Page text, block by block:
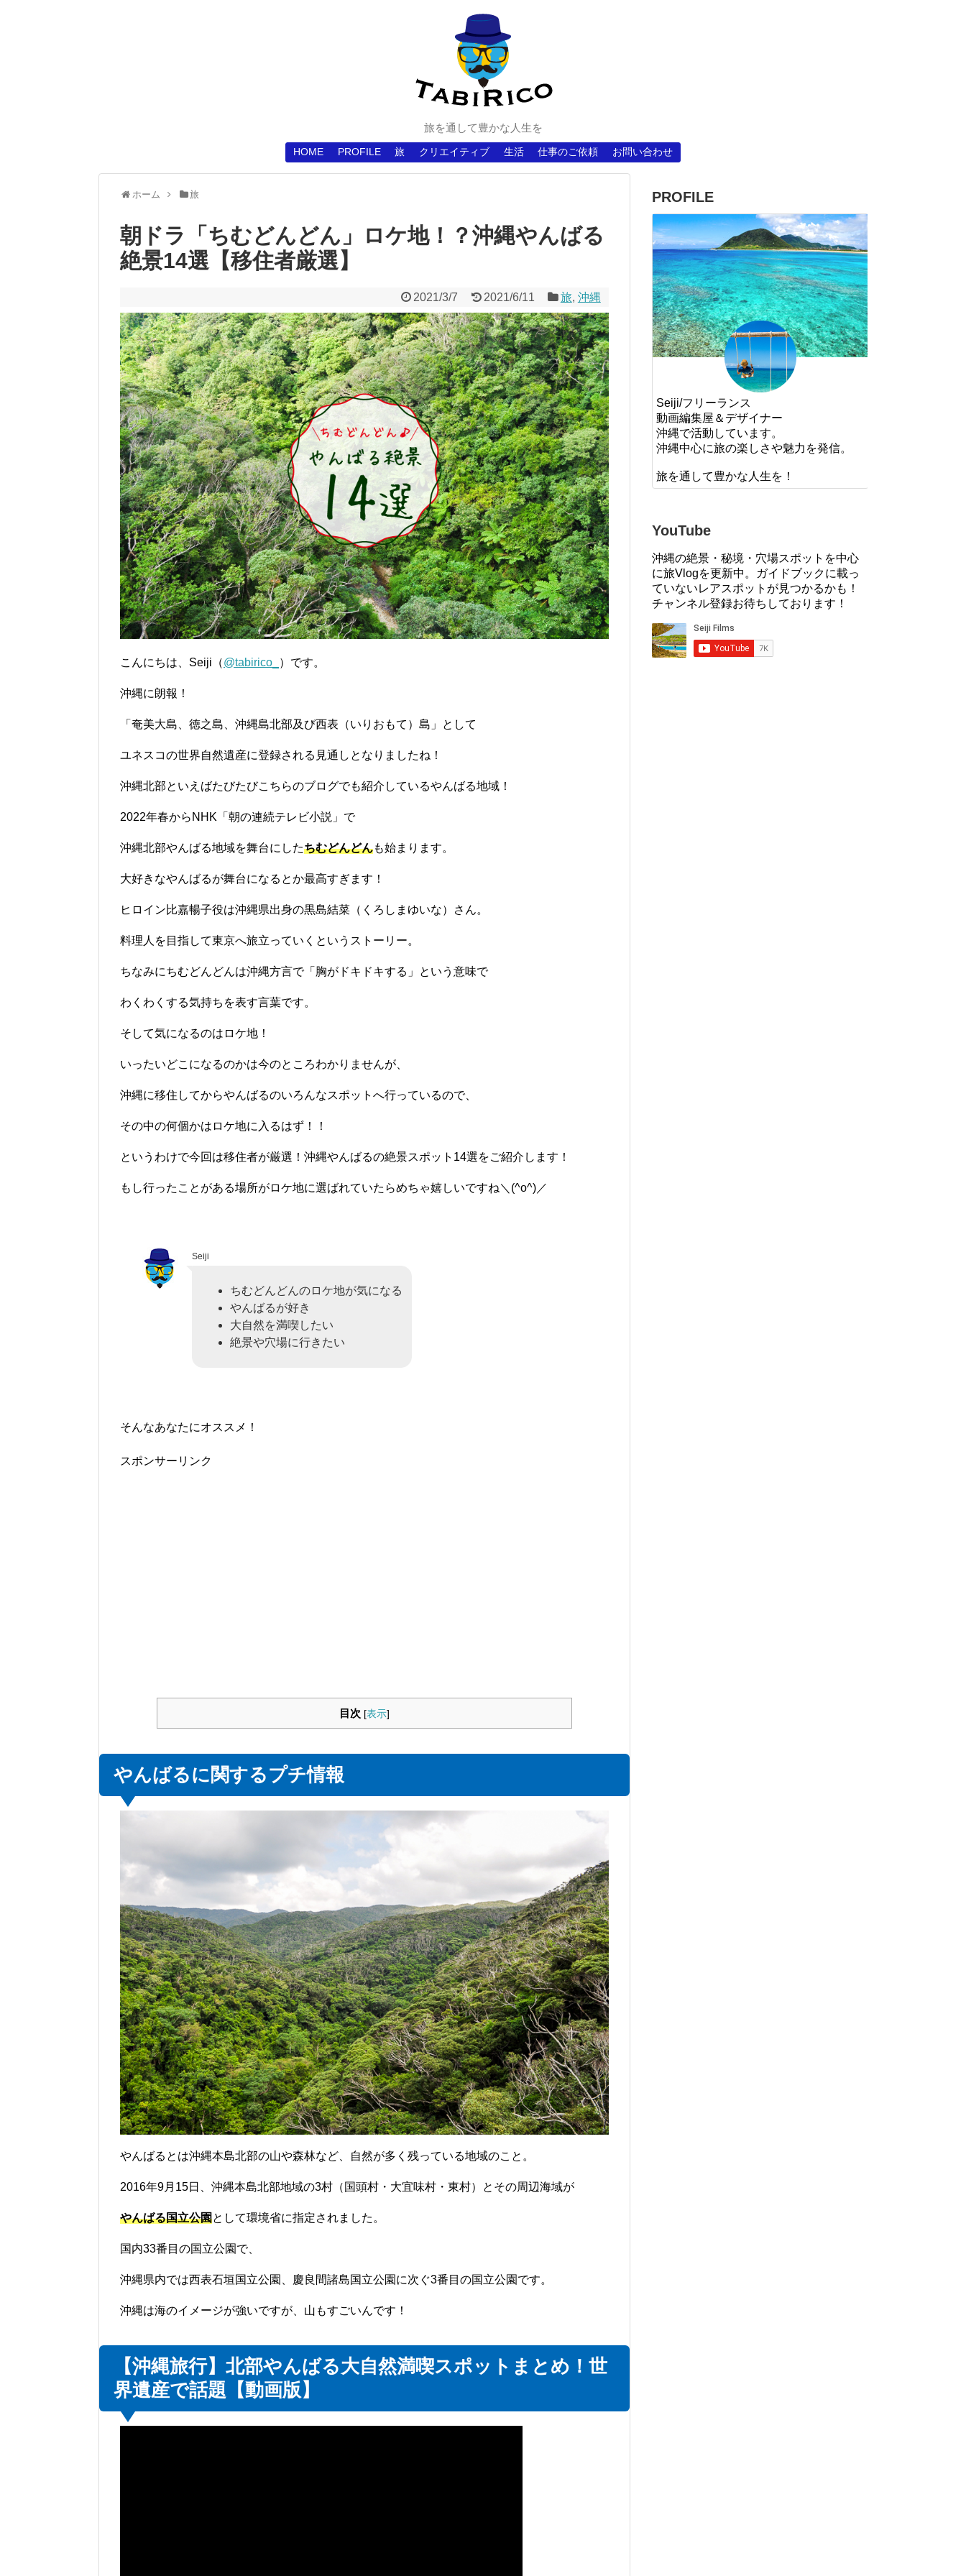
旅を通して豊かな人生を
HOME PROFILE 旅 クリエイティブ 生活 仕事のご依頼 お問い合わせ
ホーム 旅
朝ドラ「ちむどんどん」ロケ地！？沖縄やんばる
絶景14選【移住者厳選】
2021/3/7 2021/6/11 旅, 沖縄
こんにちは、Seiji（@tabirico_ ）です。
沖縄に朗報！
「奄美大島、徳之島、沖縄島北部及び西表（いりおもて）島」として
ユネスコの世界自然遺産に登録される見通しとなりましたね！
沖縄北部といえばたびたびこちらのブログでも紹介しているやんばる地域！
2022年春からNHK「朝の連続テレビ小説」で
沖縄北部やんばる地域を舞台にしたちむどんどんも始まります。
大好きなやんばるが舞台になるとか最高すぎます！
ヒロイン比嘉暢子役は沖縄県出身の黒島結菜（くろしまゆいな）さん。
料理人を目指して東京へ旅立っていくというストーリー。
ちなみにちむどんどんは沖縄方言で「胸がドキドキする」という意味で
わくわくする気持ちを表す言葉です。
そして気になるのはロケ地！
いったいどこになるのかは今のところわかりませんが、
沖縄に移住してからやんばるのいろんなスポットへ行っているので、
その中の何個かはロケ地に入るはず！！
というわけで今回は移住者が厳選！沖縄やんばるの絶景スポット14選をご紹介します！
もし行ったことがある場所がロケ地に選ばれていたらめちゃ嬉しいですね＼(^o^)／
Seiji
ちむどんどんのロケ地が気になる
やんばるが好き
大自然を満喫したい
絶景や穴場に行きたい
そんなあなたにオススメ！
スポンサーリンク
目次 [表示]
やんばるに関するプチ情報
やんばるとは沖縄本島北部の山や森林など、自然が多く残っている地域のこと。
2016年9月15日、沖縄本島北部地域の3村（国頭村・大宜味村・東村）とその周辺海域が
やんばる国立公園として環境省に指定されました。
国内33番目の国立公園で、
沖縄県内では西表石垣国立公園、慶良間諸島国立公園に次ぐ3番目の国立公園です。
沖縄は海のイメージが強いですが、山もすごいんです！
【沖縄旅行】北部やんばる大自然満喫スポットまとめ！世
界遺産で話題【動画版】
PROFILE
Seiji/フリーランス
動画編集屋＆デザイナー
沖縄で活動しています。
沖縄中心に旅の楽しさや魅力を発信。
旅を通して豊かな人生を！
YouTube
沖縄の絶景・秘境・穴場スポットを中心
に旅Vlogを更新中。ガイドブックに載っ
ていないレアスポットが見つかるかも！
チャンネル登録お待ちしております！